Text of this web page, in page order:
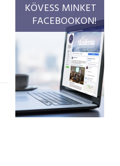
KÖVESS MINKET
FACEBOOKON!